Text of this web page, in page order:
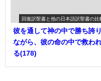
回復訳聖書と他の日本語訳聖書の比
彼を通して神の中で勝ち誇り
ながら、彼の命の中で救わ
る(178)